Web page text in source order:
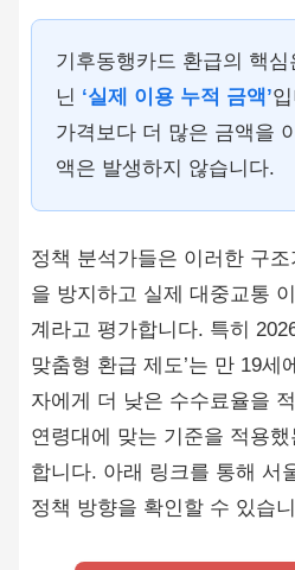
기후동행카드 환급의 핵심
닌 ‘실제 이용 누적 금액’
가격보다 더 많은 금액을
액은 발생하지 않습니다.
정책 분석가들은 이러한 구
을 방지하고 실제 대중교통
계라고 평가합니다. 특히
맞춤형 환급 제도’는 만 19세
자에게 더 낮은 수수료율을
연령대에 맞는 기준을 적용
합니다. 아래 링크를 통해 서
정책 방향을 확인할 수 있습